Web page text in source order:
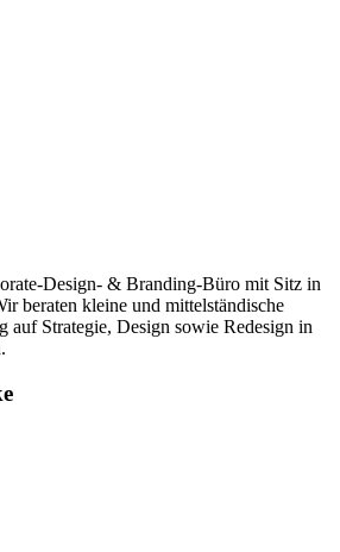
Design- & Branding-Büro mit Sitz in
beraten kleine und mittelständische
auf Strategie, Design sowie Redesign in